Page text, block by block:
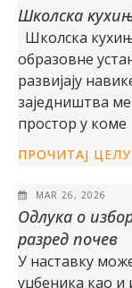
Школска
Школска
образовне
развијају
заједништва
простор у коме
ПРОЧИТАЈ
MAR 26, 2026
Одлука о
разред почев
У наставку
уџбеника као и